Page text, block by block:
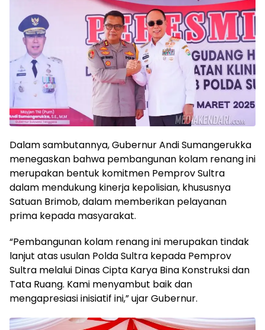
Dalam sambutannya, Gubernur Andi Sumangerukka
menegaskan bahwa pembangunan kolam renang ini
merupakan bentuk komitmen Pemprov Sultra
dalam mendukung kinerja kepolisian, khususnya
Satuan Brimob, dalam memberikan pelayanan
prima kepada masyarakat.
“Pembangunan kolam renang ini merupakan tindak
lanjut atas usulan Polda Sultra kepada Pemprov
Sultra melalui Dinas Cipta Karya Bina Konstruksi dan
Tata Ruang. Kami menyambut baik dan
mengapresiasi inisiatif ini,” ujar Gubernur.